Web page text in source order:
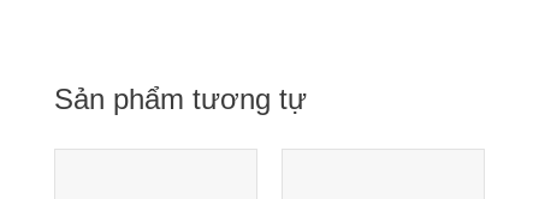
Sản phẩm tương tự